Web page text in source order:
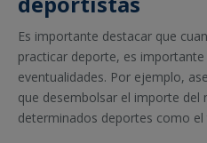
Es importante destacar que
practicar deporte, es
eventualidades. Por ejemplo,
que desembolsar el importe del
determinados deportes como el